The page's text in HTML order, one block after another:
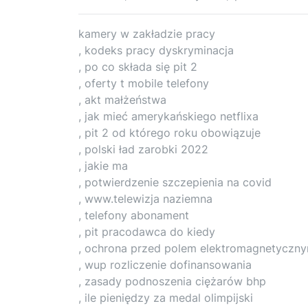
kamery w zakładzie pracy
, kodeks pracy dyskryminacja
, po co składa się pit 2
, oferty t mobile telefony
, akt małżeństwa
, jak mieć amerykańskiego netflixa
, pit 2 od którego roku obowiązuje
, polski ład zarobki 2022
, jakie ma
, potwierdzenie szczepienia na covid
, www.telewizja naziemna
, telefony abonament
, pit pracodawca do kiedy
, ochrona przed polem
, wup rozliczenie dofinansowania
, zasady podnoszenia ciężarów bhp
, ile pieniędzy za medal olimpijski